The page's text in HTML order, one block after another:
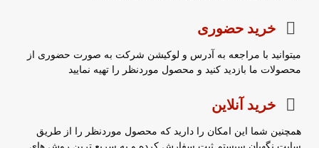
خرید حضوری
میتوانید با مراجعه به آدرس و لوکیشن شرکت به صورت حضوری از
محصولات ما بازدید کنید و محصول موردنظر را تهیه نمایید
خرید آنلاین
همچنین شما این امکان را دارید که محصول موردنظر را از طریق